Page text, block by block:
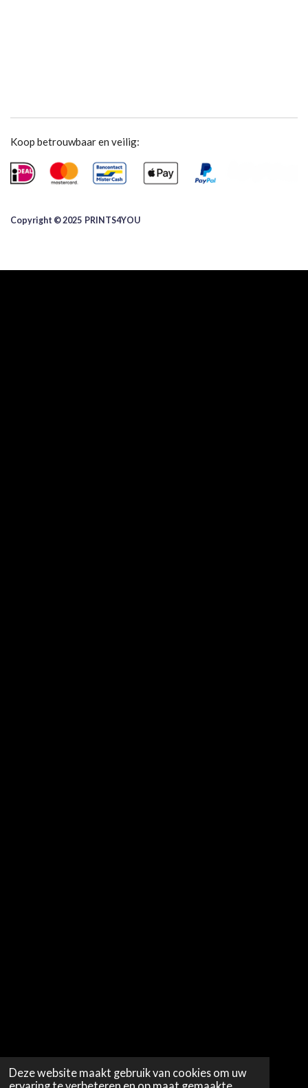
Deze website maakt gebruik van cookies om uw
ervaring te verbeteren en op maat gemaakte
Koop betrouwbaar en veilig:
Copyright © 2025 ​PRINTS4YOU